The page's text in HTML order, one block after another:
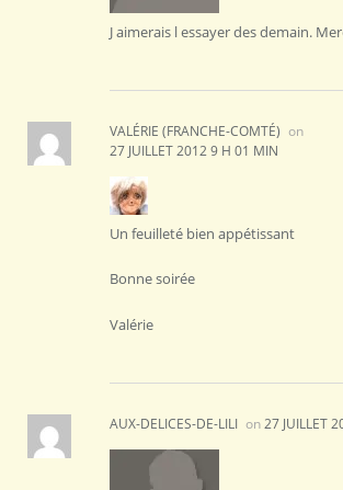
J aimerais l essayer des demain.
VALÉRIE (FRANCHE-COMTÉ) on
27 JUILLET 2012 9 H 01 MIN
Un feuilleté bien appétissant
Bonne soirée
Valérie
AUX-DELICES-DE-LILI on27 JUILLET